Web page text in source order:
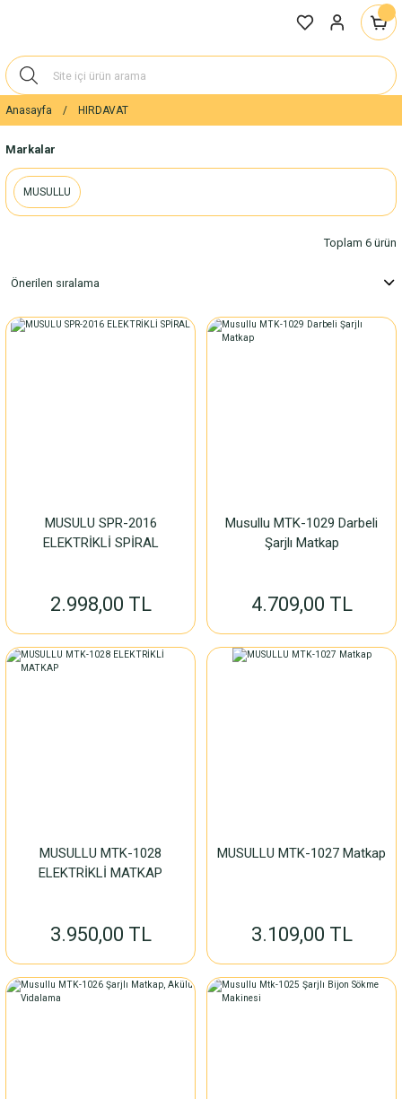
Anasayfa HIRDAVAT
Markalar
MUSULLU
Toplam 6 ürün
MUSULU SPR-2016
ELEKTRİKLİ SPİRAL
2.998,00 TL
Musullu MTK-1029 Darbeli
Şarjlı Matkap
4.709,00 TL
MUSULLU MTK-1028
ELEKTRİKLİ MATKAP
3.950,00 TL
MUSULLU MTK-1027 Matkap
3.109,00 TL